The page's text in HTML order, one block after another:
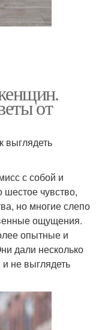
от
выглядеть
с собой и
чувство,
но многие слепо
ощущения.
опытные и
дали несколько
не выглядеть